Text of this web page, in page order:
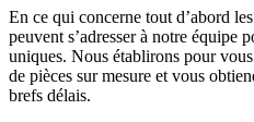
En ce qui concerne tout d’abord
peuvent s’adresser à notre équipe
uniques. Nous établirons pour
de pièces sur mesure et vous
brefs délais.